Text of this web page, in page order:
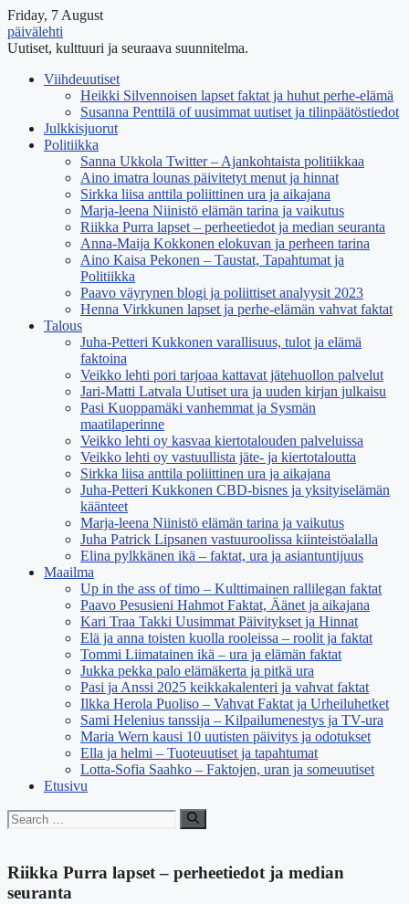
Friday, 7 August
päivälehti
Uutiset, kulttuuri ja seuraava suunnitelma.
Viihdeuutiset
Heikki Silvennoisen lapset faktat ja huhut perhe-elämä
Susanna Penttilä of uusimmat uutiset ja tilinpäätöstiedot
Julkkisjuorut
Politiikka
Sanna Ukkola Twitter – Ajankohtaista politiikkaa
Aino imatra lounas päivitetyt menut ja hinnat
Sirkka liisa anttila poliittinen ura ja aikajana
Marja-leena Niinistö elämän tarina ja vaikutus
Riikka Purra lapset – perheetiedot ja median seuranta
Anna-Maija Kokkonen elokuvan ja perheen tarina
Aino Kaisa Pekonen – Taustat, Tapahtumat ja
Politiikka
Paavo väyrynen blogi ja poliittiset analyysit 2023
Henna Virkkunen lapset ja perhe-elämän vahvat faktat
Talous
Juha-Petteri Kukkonen varallisuus, tulot ja elämä
faktoina
Veikko lehti pori tarjoaa kattavat jätehuollon palvelut
Jari-Matti Latvala Uutiset ura ja uuden kirjan julkaisu
Pasi Kuoppamäki vanhemmat ja Sysmän
maatilaperinne
Veikko lehti oy kasvaa kiertotalouden palveluissa
Veikko lehti oy vastuullista jäte- ja kiertotaloutta
Sirkka liisa anttila poliittinen ura ja aikajana
Juha-Petteri Kukkonen CBD-bisnes ja yksityiselämän
käänteet
Marja-leena Niinistö elämän tarina ja vaikutus
Juha Patrick Lipsanen vastuuroolissa kiinteistöalalla
Elina pylkkänen ikä – faktat, ura ja asiantuntijuus
Maailma
Up in the ass of timo – Kulttimainen rallilegan faktat
Paavo Pesusieni Hahmot Faktat, Äänet ja aikajana
Kari Traa Takki Uusimmat Päivitykset ja Hinnat
Elä ja anna toisten kuolla rooleissa – roolit ja faktat
Tommi Liimatainen ikä – ura ja elämän faktat
Jukka pekka palo elämäkerta ja pitkä ura
Pasi ja Anssi 2025 keikkakalenteri ja vahvat faktat
Ilkka Herola Puoliso – Vahvat Faktat ja Urheiluhetket
Sami Helenius tanssija – Kilpailumenestys ja TV-ura
Maria Wern kausi 10 uutisten päivitys ja odotukset
Ella ja helmi – Tuoteuutiset ja tapahtumat
Lotta-Sofia Saahko – Faktojen, uran ja someuutiset
Etusivu
Search
for:
Riikka Purra lapset – perheetiedot ja median
seuranta